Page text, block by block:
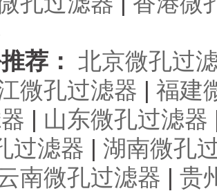
荐： 北京微孔过
微孔过滤器 | 福建
| 山东微孔过滤器
过滤器 | 湖南微孔
南微孔过滤器 | 贵